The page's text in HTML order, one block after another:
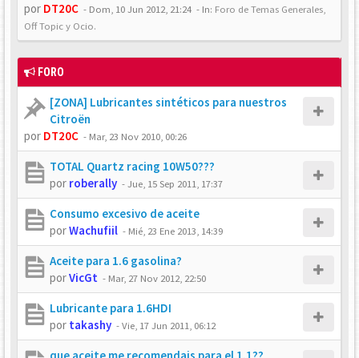
por DT20C - Dom, 10 Jun 2012, 21:24 - In: Foro de Temas Generales,
Off Topic y Ocio.
FORO
[ZONA] Lubricantes sintéticos para nuestros
Citroën
por DT20C - Mar, 23 Nov 2010, 00:26
TOTAL Quartz racing 10W50???
por roberally -Jue, 15 Sep 2011, 17:37
Consumo excesivo de aceite
porWachufiil - Mié, 23 Ene 2013, 14:39
Aceite para 1.6 gasolina?
porVicGt - Mar, 27 Nov 2012, 22:50
Lubricante para 1.6HDI
por takashy -Vie, 17 Jun 2011, 06:12